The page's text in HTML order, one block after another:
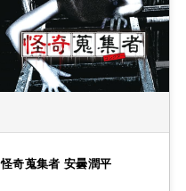
怪奇蒐集者 安曇潤平